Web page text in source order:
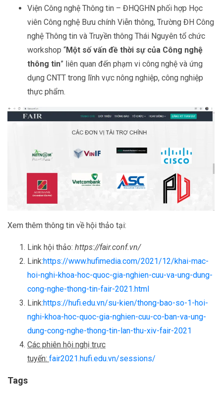
Viện Công nghệ Thông tin – ĐHQGHN phối hợp Học
viên Công nghệ Bưu chính Viễn thông, Trường ĐH Công
nghệ Thông tin và Truyền thông Thái Nguyên tổ chức
workshop “Một số vấn đề thời sự của Công nghệ
thông tin” liên quan đến phạm vi công nghệ và ứng
dụng CNTT trong lĩnh vực nông nghiệp, công nghiệp
thực phẩm.
Xem thêm thông tin về hội thảo tại:
Link hội thảo: https://fair.conf.vn/
Link:https://www.hufimedia.com/2021/12/khai-mac-
hoi-nghi-khoa-hoc-quoc-gia-nghien-cuu-va-ung-dung-
cong-nghe-thong-tin-fair-2021.html
Link:https://hufi.edu.vn/su-kien/thong-bao-so-1-hoi-
nghi-khoa-hoc-quoc-gia-nghien-cuu-co-ban-va-ung-
dung-cong-nghe-thong-tin-lan-thu-xiv-fair-2021
Các phiên hội nghị trực
tuyến: fair2021.hufi.edu.vn/sessions/
Tags